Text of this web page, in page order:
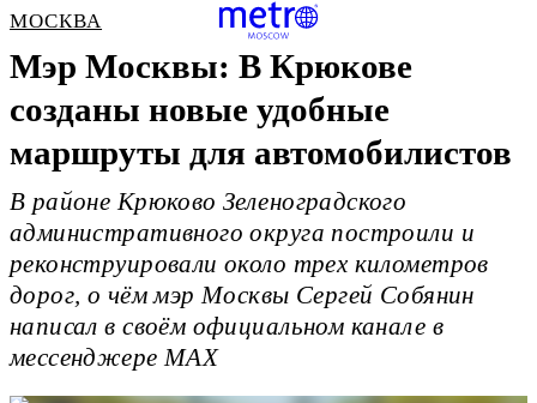
МОСКВА
Мэр Москвы: В Крюкове
созданы новые удобные
маршруты для автомобилистов
В районе Крюково Зеленоградского
административного округа построили и
реконструировали около трех километров
дорог, о чём мэр Москвы Сергей Собянин
написал в своём официальном канале в
мессенджере MAX